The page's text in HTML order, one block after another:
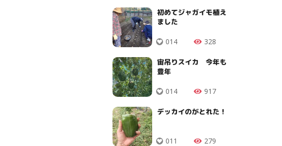
初めてジャガイモ植え
ました
014 328
宙吊りスイカ 今年も
豊年
014 917
デッカイのがとれた！
011 279